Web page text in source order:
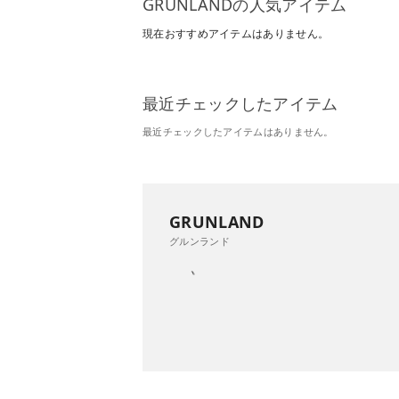
現在おすすめアイテムはありません。
最近チェックしたアイテム
最近チェックしたアイテムはありません。
GRUNLAND
グルンランド